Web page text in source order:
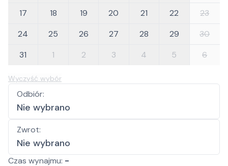
17
18 19 20 21 22
23
24
25 26 27 28 29
30
31
1 2 3 4 5 6
Wyczyść wybór
Odbiór:
Nie wybrano
Zwrot:
Nie wybrano
Czas wynajmu: -